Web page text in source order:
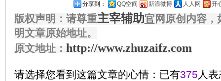
分享到： QQ空间 新浪微博 人人网 开
版权声明：请尊重主宰辅助官 网原创内容
明文章原始地址。
原文地址： http://www.zhuzaifz.com
请选择您看到这篇文章的心情：已有375 人